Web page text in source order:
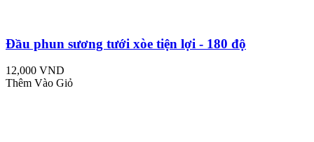
Đầu phun sương tưới xòe tiện lợi - 180 độ
12,000 VND
Thêm Vào Giỏ